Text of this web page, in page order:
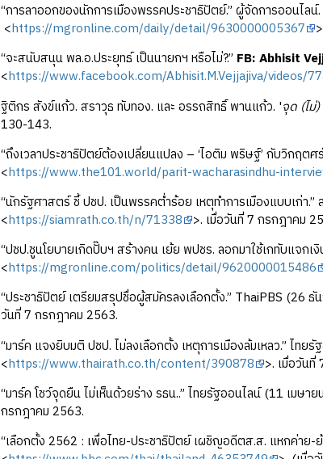
“การลาออกของนักการเมืองพรรคประชาธิปัตย์.” ผู้จัดการออนไล
<https://mgronline.com/daily/detail/9630000005367
“จะสนับสนุน พล.อ.ประยุทธ์ เป็นนายกฯ หรือไม่?.” FB: Abhisit
<https://www.facebook.com/Abhisit.M.Vejjajiva/videos/
ฐิติกร สังข์แก้ว. สราวุธ ทับทอง. และ อรรถสิทธิ์ พานแก้ว. 'จุด (ไม่
130-143.
“ถึงเวลาประชาธิปัตย์ต้องเปลี่ยนแปลง – ‘ไอติม พริษฐ์’ กับวิกฤตศ
<https://www.the101.world/parit-wacharasindhu-
“นักรัฐศาสตร์ ชี้ ปชป. เป็นพรรคต่ำร้อย เหตุทำการเมืองแบบเก่า
<https://siamrath.co.th/n/71338 >. เมื่อวันที่ 7 กรกฎาคม
“ปชป.ชูนโยบายเกิดปั๊บฯ สร้างคน เย้ย พปชร. ลอกมาใช้เกทับแจก
<https://mgronline.com/politics/detail/9620000015486
“ประชาธิปัตย์ เตรียมสรุปชื่อผู้สมัครลงเลือกตั้ง.” ThaiPBS (26 ธั
วันที่ 7 กรกฎาคม 2563.
“มาร์ค แจงยิบมติ ปชป. ไม่ลงเลือกตั้ง เหตุการเมืองล้มเหลว.” ไทย
<https://www.thairath.co.th/content/390878 >. เมื่อวัน
“มาร์ค โชว์จุดยืน ไม่เห็นด้วยร่าง รธน..” ไทยรัฐออนไลน์ (11 เมษา
กรกฎาคม 2563.
“เลือกตั้ง 2562 : เพื่อไทย-ประชาธิปัตย์ เผชิญอดีตส.ส. แหกค่าย-